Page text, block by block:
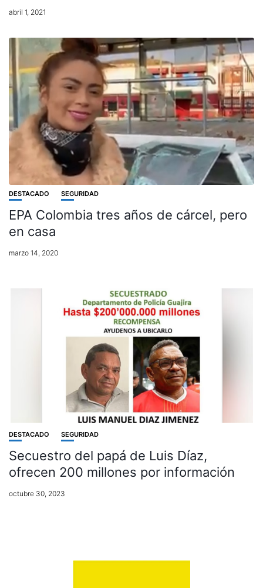
abril 1, 2021
DESTACADO SEGURIDAD
EPA Colombia tres años de cárcel, pero
en casa
marzo 14, 2020
DESTACADO SEGURIDAD
Secuestro del papá de Luis Díaz,
ofrecen 200 millones por información
octubre 30, 2023